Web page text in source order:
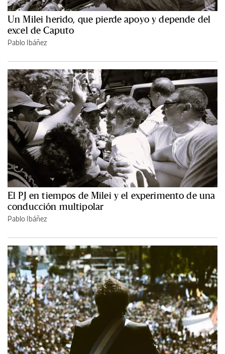
Un Milei herido, que pierde apoyo y depende del
excel de Caputo
Pablo Ibáñez
El PJ en tiempos de Milei y el experimento de una
conducción multipolar
Pablo Ibáñez